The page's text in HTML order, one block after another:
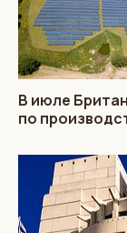
В июле
по